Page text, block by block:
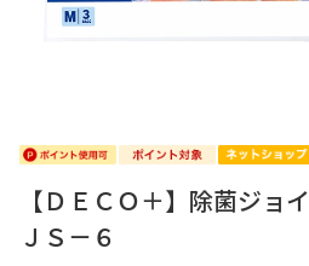
【ＤＥＣＯ＋】除菌ジョ
ＪＳ－６